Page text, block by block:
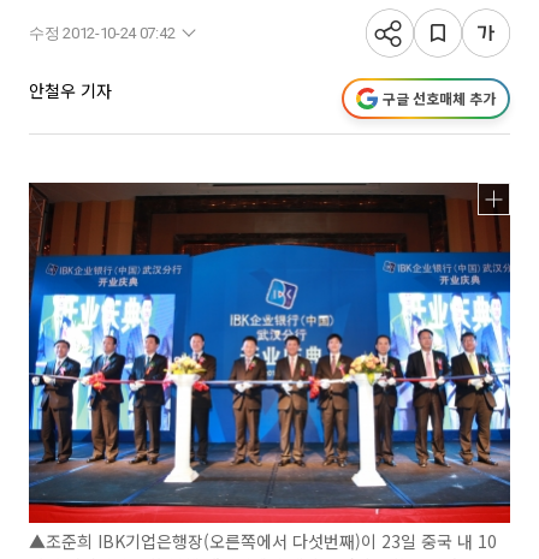
수정 2012-10-24 07:42
안철우 기자 구글 선호매체 추가
▲조준희 IBK기업은행장(오른쪽에서 다섯번째)이 23일 중국 내 10